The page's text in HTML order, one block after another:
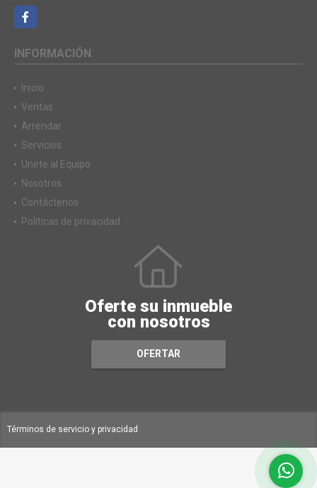
Facebook
INFORMACIÓN
Inicio
Ventas
Arrendar
Servicios
Unete al Equipo
Nosotros
Contáctenos
Políticas de privacidad
Oferte su inmueble
con nosotros
OFERTAR
Términos de servicio y privacidad